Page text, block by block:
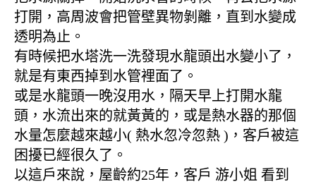
打開，高周波會把管壁異物剝離，直到水變成
透明為止。
有時候把水塔洗一洗發現水龍頭出水變小了，
就是有東西掉到水管裡面了。
或是水龍頭一晚沒用水，隔天早上打開水龍
頭，水流出來的就黃黃的，或是熱水器的那個
水量怎麼越來越小( 熱水忽冷忽熱 )，客戶被這
困擾已經很久了。
以這戶來說，屋齡約25年，客戶 游小姐 看到